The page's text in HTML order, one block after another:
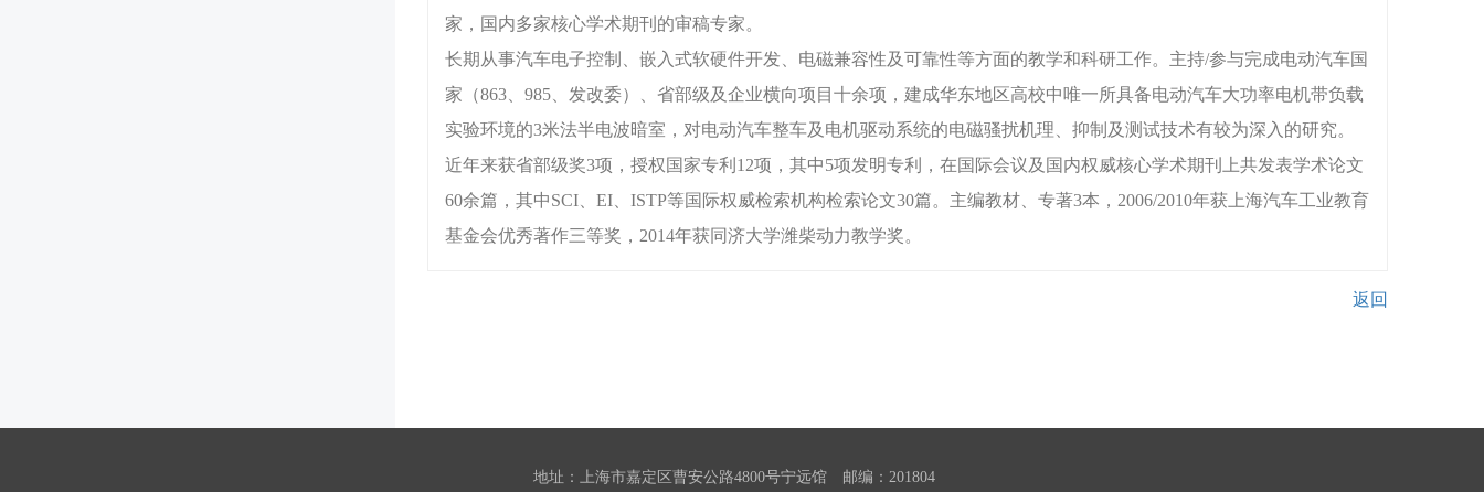
家，国内多家核心学术期刊的审稿专家。
长期从事汽车电子控制、嵌入式软硬件开发、电磁兼容性及可靠性等方面的教学和科研工作。主持/参与完成电动汽车国
家（863、985、发改委）、省部级及企业横向项目十余项，建成华东地区高校中唯一所具备电动汽车大功率电机带负载
实验环境的3米法半电波暗室，对电动汽车整车及电机驱动系统的电磁骚扰机理、抑制及测试技术有较为深入的研究。
近年来获省部级奖3项，授权国家专利12项，其中5项发明专利，在国际会议及国内权威核心学术期刊上共发表学术论文
60余篇，其中SCI、EI、ISTP等国际权威检索机构检索论文30篇。主编教材、专著3本，2006/2010年获上海汽车工业教育
基金会优秀著作三等奖，2014年获同济大学潍柴动力教学奖。
返回
地址：上海市嘉定区曹安公路4800号宁远馆 邮编：201804